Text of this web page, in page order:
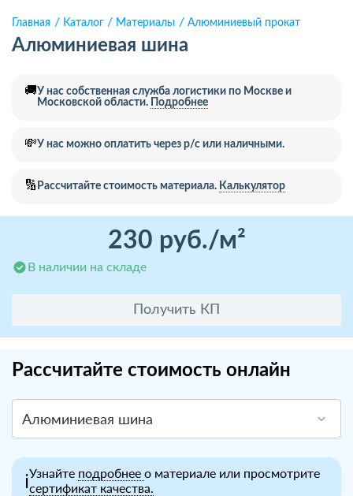
Главная Каталог Материалы Алюминиевый прокат
Алюминиевая шина
🚚У нас собственная служба логистики по Москве и
Московской области.
Подробнее
💸У нас можно оплатить через р/с или наличными.
🔢 Рассчитайте стоимость материала. Калькулятор
230 руб./м²
В наличии на складе
Получить КП
Рассчитайте стоимость онлайн
Алюминиевая шина
ℹ️Узнайте подробнее о материале или просмотрите
сертификат качества.